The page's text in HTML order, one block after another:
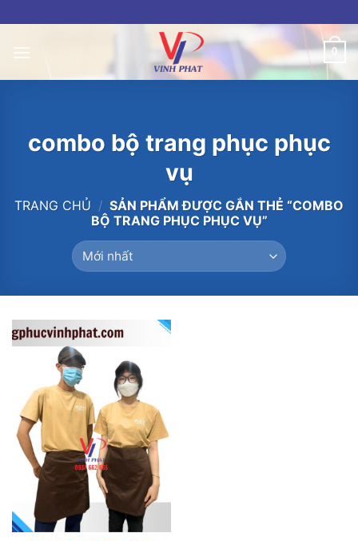
to
content
0
combo bộ trang phục phục
vụ
TRANG CHỦ / SẢN PHẨM ĐƯỢC GẮN THẺ “COMBO
BỘ TRANG PHỤC PHỤC VỤ”